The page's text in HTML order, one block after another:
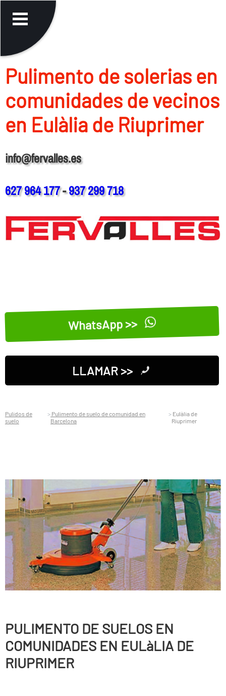
Pulimento de solerias en
comunidades de vecinos
en Eulàlia de Riuprimer
info@fervalles.es
627 964 177-937 299 718
WhatsApp >>
LLAMAR >>
Pulidos de
suelo
Pulimento de suelo de comunidad en
Barcelona
Eulàlia de
Riuprimer
PULIMENTO DE SUELOS EN
COMUNIDADES EN EULàLIA DE
RIUPRIMER